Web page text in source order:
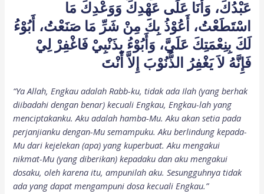
عَبْدُكَ، وَأَنَا عَلَى عَهْدِكَ وَوَعْدِكَ مَا
اسْتَطَعْتُ، أَعُوْذُ بِكَ مِنْ شَرِّ مَا صَنَعْتُ، أَبُوْءُ
لَكَ بِنِعْمَتِكَ عَلَيَّ، وَأَبُوْءُ بِذَنْبِيْ فَاغْفِرْ لِيْ
فَإِنَّهُ لاَ يَغْفِرُ الذُّنُوْبَ إِلاَّ أَنْتَ
“Ya Allah, Engkau adalah Rabb-ku, tidak ada Ilah (yang berhak
diibadahi dengan benar) kecuali Engkau, Engkau-lah yang
menciptakanku. Aku adalah hamba-Mu. Aku akan setia pada
perjanjianku dengan-Mu semampuku. Aku berlindung kepada-
Mu dari kejelekan (apa) yang kuperbuat. Aku mengakui
nikmat-Mu (yang diberikan) kepadaku dan aku mengakui
dosaku, oleh karena itu, ampunilah aku. Sesungguhnya tidak
ada yang dapat mengampuni dosa kecuali Engkau.”